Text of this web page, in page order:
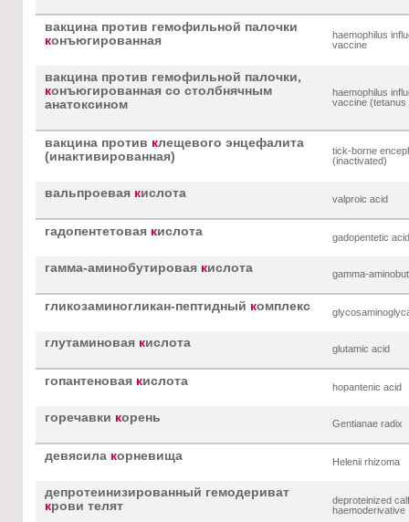
вакцина против гемофильной палочки
конъюгированная
haemophilus
vaccine
вакцина против гемофильной палочки,
конъюгированная со столбнячным
анатоксином
haemophilus
vaccine (tetanus
вакцина против клещевого энцефалита
(инактивированная)
tick-borne
(inactivated)
вальпроевая кислота valproic acid
гадопентетовая кислота gadopentetic acid
гамма-аминобутировая кислота gamma-
гликозаминогликан-пептидный комплекс
глутаминовая кислота glutamic acid
гопантеновая кислота hopantenic acid
горечавки корень Gentianae radix
девясила корневища Helenii rhizoma
депротеинизированный гемодериват
крови телят
deproteinized
haemoderivative